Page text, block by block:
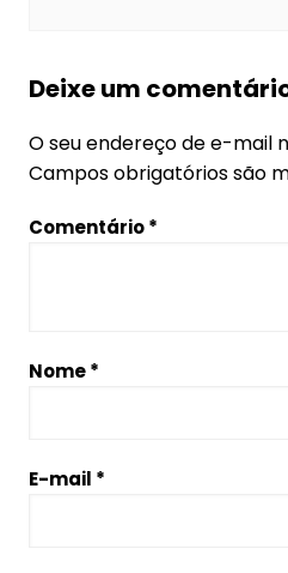
Deixe um
O seu endereço de e-mail
Campos obrigatórios são
Comentário*
Nome*
E-mail *